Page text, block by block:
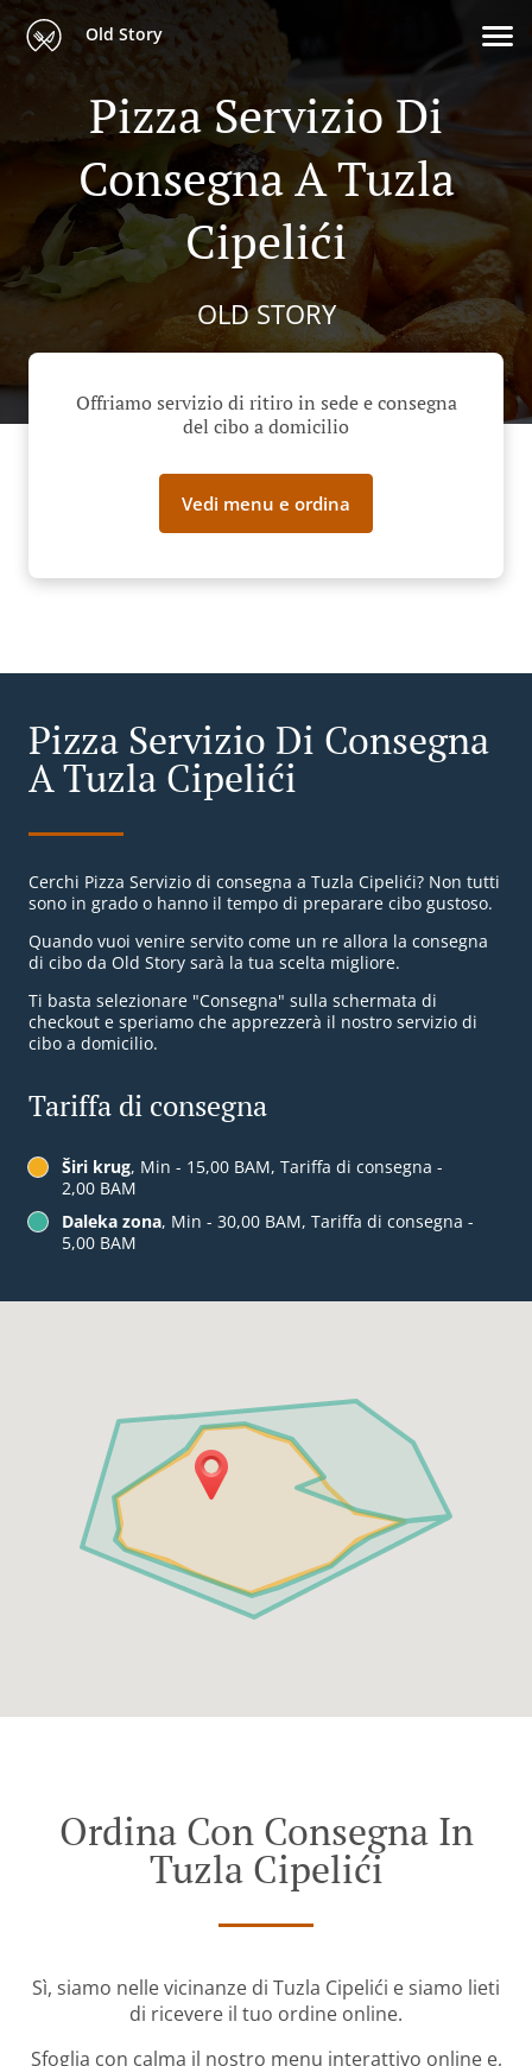
Old Story
Pizza Servizio Di
Consegna A Tuzla
Cipelići
OLD STORY
Offriamo servizio di ritiro in sede e consegna
del cibo a domicilio
Vedi menu e ordina
Pizza Servizio Di Consegna
A Tuzla Cipelići
Cerchi Pizza Servizio di consegna a Tuzla Cipelići? Non tutti
sono in grado o hanno il tempo di preparare cibo gustoso.
Quando vuoi venire servito come un re allora la consegna
di cibo da Old Story sarà la tua scelta migliore.
Ti basta selezionare "Consegna" sulla schermata di
checkout e speriamo che apprezzerà il nostro servizio di
cibo a domicilio.
Tariffa di consegna
Širi krug, Min - 15,00 BAM, Tariffa di consegna -
2,00 BAM
Daleka zona, Min - 30,00 BAM, Tariffa di consegna -
5,00 BAM
Ordina Con Consegna In
Tuzla Cipelići
Sì, siamo nelle vicinanze di Tuzla Cipelići e siamo lieti
di ricevere il tuo ordine online.
Sfoglia con calma il nostro menu interattivo online e,